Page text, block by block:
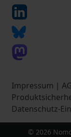
Impressum |
Datenschutz-
© 2026